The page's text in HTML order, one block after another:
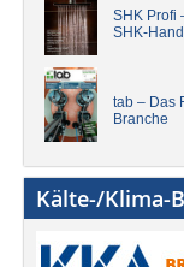
SHK Profi
SHK-
tab – Das
Branche
Kälte-/Klima-